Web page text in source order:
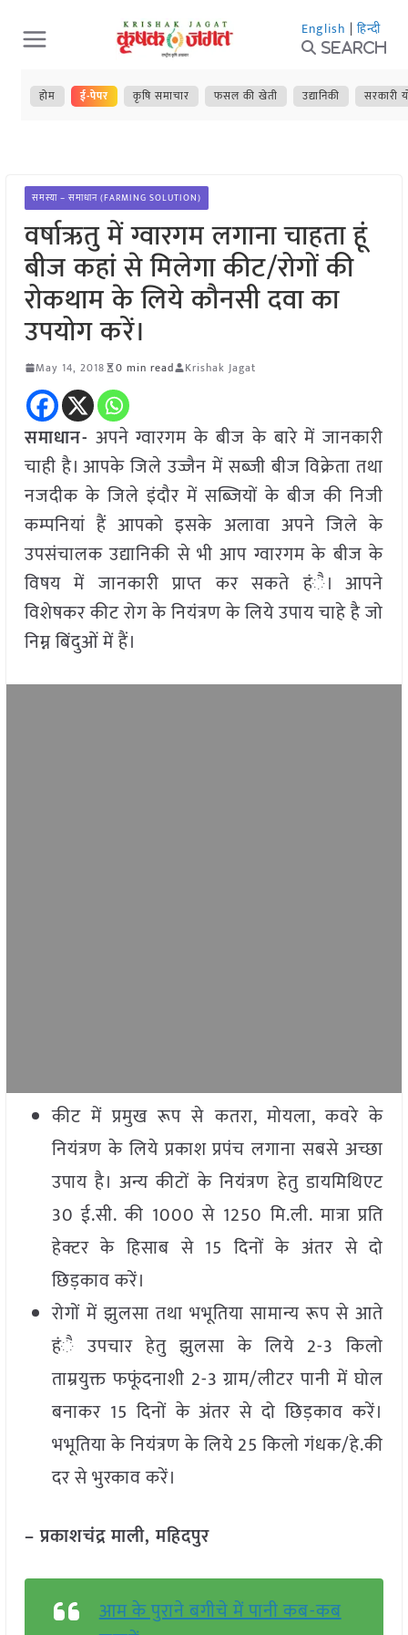
Skip
to
content
English | हिन्दी
Search
होम ई-पेपर कृषि समाचार फसल की खेती उद्यानिकी सरकारी
समस्या – समाधान (FARMING SOLUTION)
वर्षाऋतु में ग्वारगम लगाना चाहता हूं
बीज कहां से मिलेगा कीट/रोगों की
रोकथाम के लिये कौनसी दवा का
उपयोग करें।
May 14, 2018 0 min read Krishak Jagat
समाधान- अपने ग्वारगम के बीज के बारे में जानकारी
चाही है। आपके जिले उज्जैन में सब्जी बीज विक्रेता तथा
नजदीक के जिले इंदौर में सब्जियों के बीज की निजी
कम्पनियां हैं आपको इसके अलावा अपने जिले के
उपसंचालक उद्यानिकी से भी आप ग्वारगम के बीज के
विषय में जानकारी प्राप्त कर सकते हंै। आपने
विशेषकर कीट रोग के नियंत्रण के लिये उपाय चाहे है जो
निम्न बिंदुओं में हैं।
कीट में प्रमुख रूप से कतरा, मोयला, कवरे के
नियंत्रण के लिये प्रकाश प्रपंच लगाना सबसे अच्छा
उपाय है। अन्य कीटों के नियंत्रण हेतु डायमिथिएट
30 ई.सी. की 1000 से 1250 मि.ली. मात्रा प्रति
हेक्टर के हिसाब से 15 दिनों के अंतर से दो
छिड़काव करें।
रोगों में झुलसा तथा भभूतिया सामान्य रूप से आते
हंै उपचार हेतु झुलसा के लिये 2-3 किलो
ताम्रयुक्त फफूंदनाशी 2-3 ग्राम/लीटर पानी में घोल
बनाकर 15 दिनों के अंतर से दो छिड़काव करें।
भभूतिया के नियंत्रण के लिये 25 किलो गंधक/हे.की
दर से भुरकाव करें।
– प्रकाशचंद्र माली, महिदपुर
आम के पुराने बगीचे में पानी कब-कब